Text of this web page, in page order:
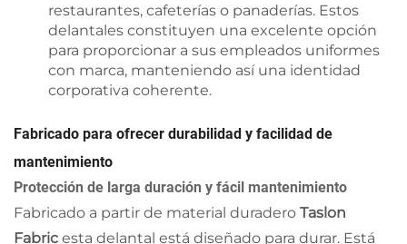
restaurantes, cafeterías o panaderías. Estos
delantales constituyen una excelente opción
para proporcionar a sus empleados uniformes
con marca, manteniendo así una identidad
corporativa coherente.
Fabricado para ofrecer durabilidad y facilidad de
mantenimiento
Protección de larga duración y fácil mantenimiento
Fabricado a partir de material duradero Taslon
Fabric esta delantal está diseñado para durar. Está